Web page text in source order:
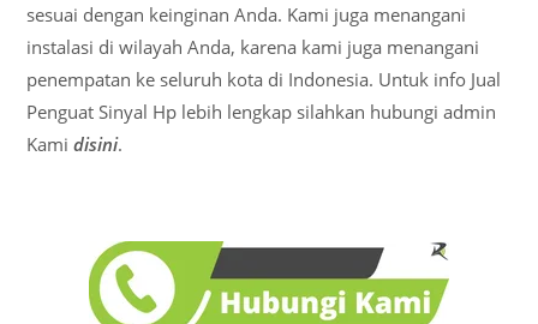
sesuai dengan keinginan Anda. Kami juga menangani
instalasi di wilayah Anda, karena kami juga menangani
penempatan ke seluruh kota di Indonesia. Untuk info Jual
Penguat Sinyal Hp lebih lengkap silahkan hubungi admin
Kamidisini.